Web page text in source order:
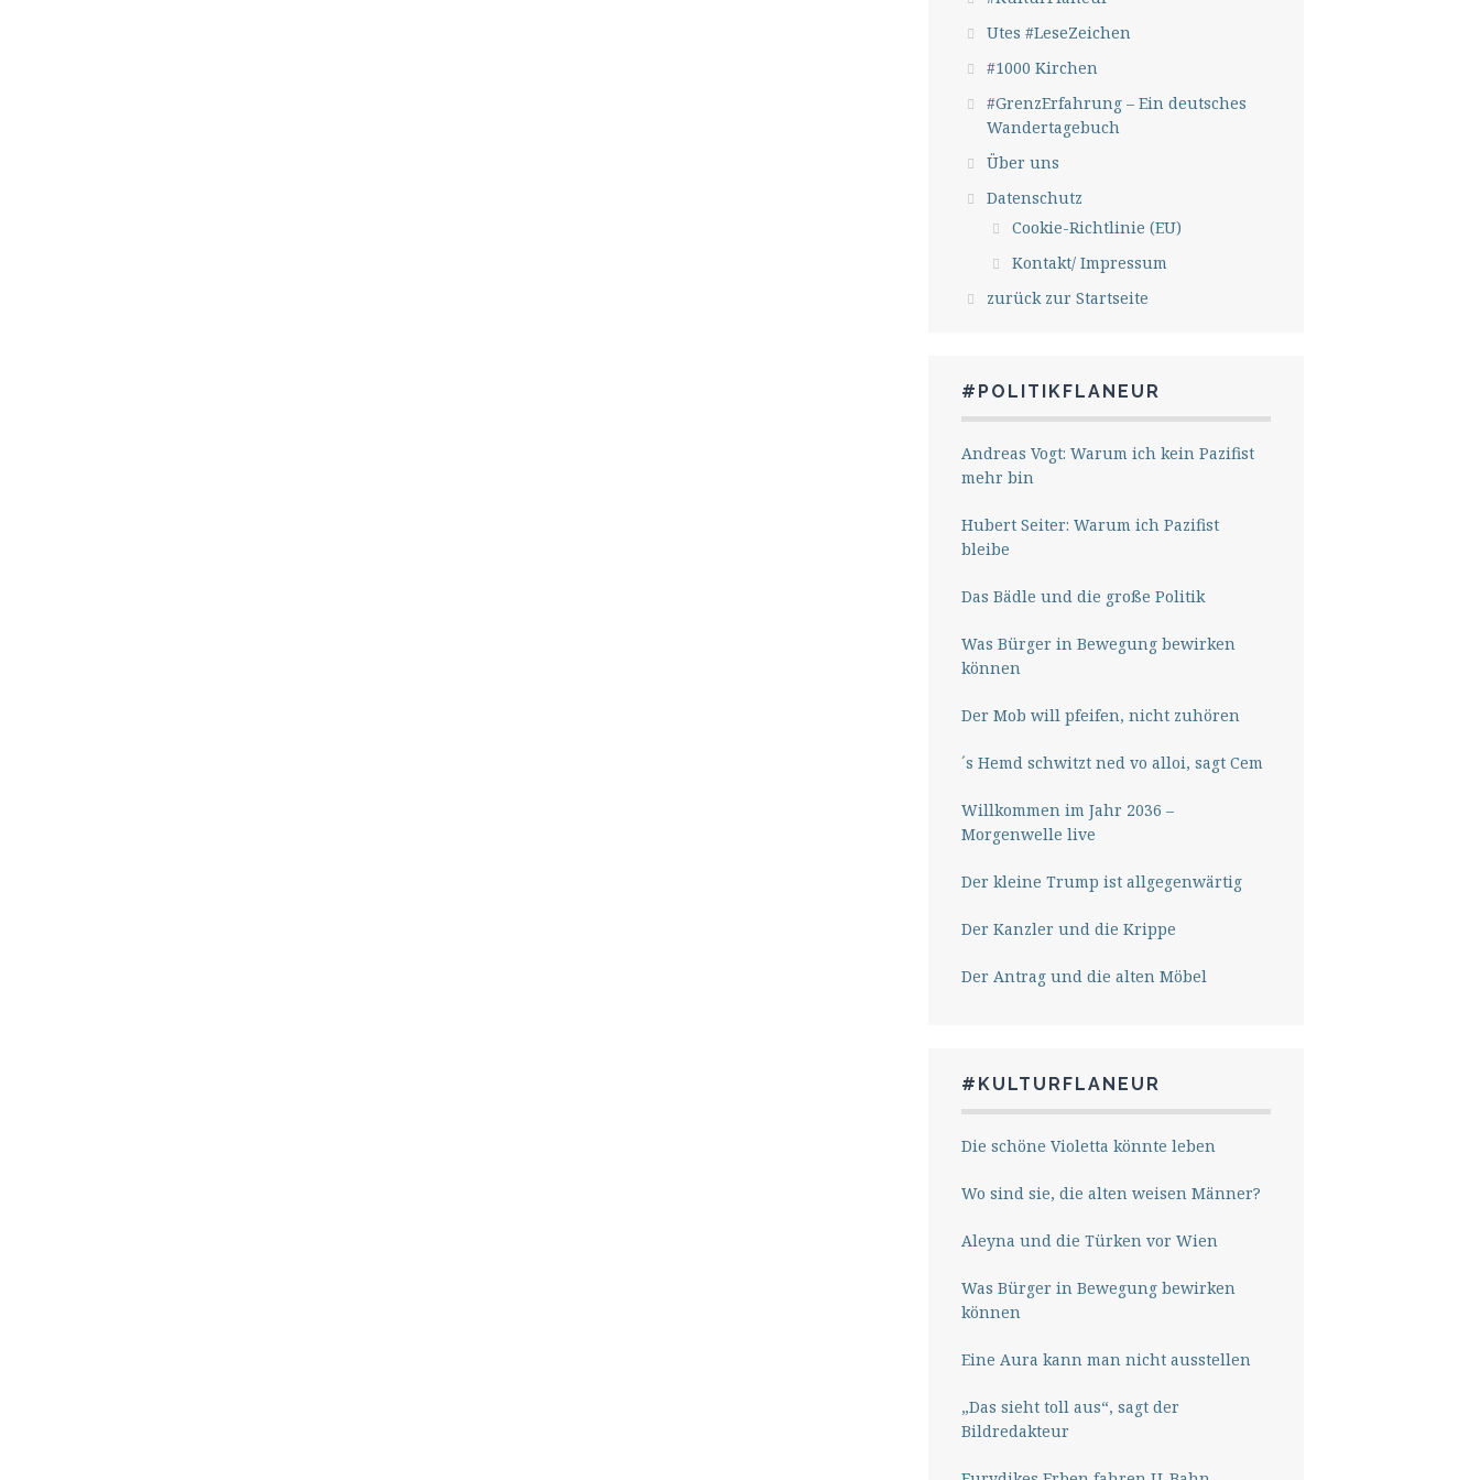
Utes #LeseZeichen
#1000 Kirchen
#GrenzErfahrung – Ein deutsches
Wandertagebuch
Über uns
Datenschutz
Cookie-Richtlinie (EU)
Kontakt/ Impressum
zurück zur Startseite
#POLITIKFLANEUR
Andreas Vogt: Warum ich kein Pazifist
mehr bin
Hubert Seiter: Warum ich Pazifist
bleibe
Das Bädle und die große Politik
Was Bürger in Bewegung bewirken
können
Der Mob will pfeifen, nicht zuhören
´s Hemd schwitzt ned vo alloi, sagt Cem
Willkommen im Jahr 2036 –
Morgenwelle live
Der kleine Trump ist allgegenwärtig
Der Kanzler und die Krippe
Der Antrag und die alten Möbel
#KULTURFLANEUR
Die schöne Violetta könnte leben
Wo sind sie, die alten weisen Männer?
Aleyna und die Türken vor Wien
Was Bürger in Bewegung bewirken
können
Eine Aura kann man nicht ausstellen
„Das sieht toll aus“, sagt der
Bildredakteur